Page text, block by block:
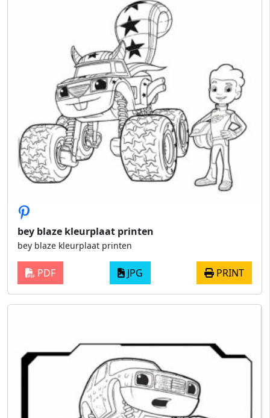
bey blaze kleurplaat printen
bey blaze kleurplaat printen
PDF JPG PRINT